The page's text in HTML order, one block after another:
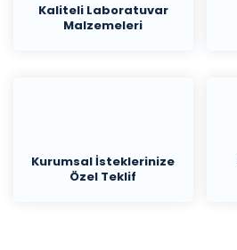
Kaliteli Laboratuvar
Malzemeleri
Kurumsal İsteklerinize
Özel Teklif